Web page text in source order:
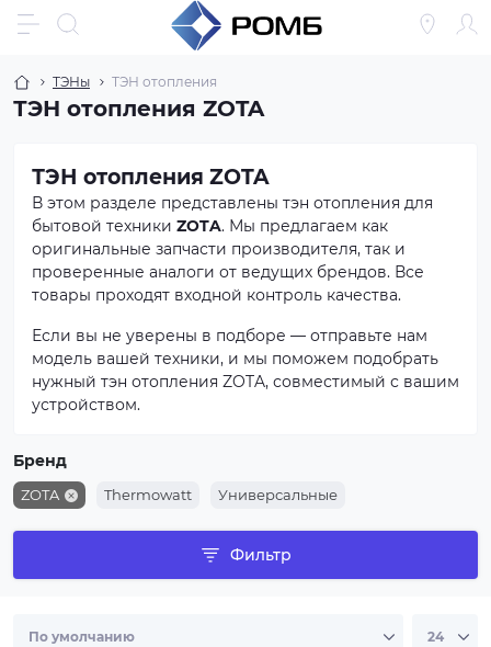
ТЭНы ТЭН отопления
ТЭН отопления ZOTA
ТЭН отопления ZOTA
В этом разделе представлены тэн отопления для
бытовой техники ZOTA. Мы предлагаем как
оригинальные запчасти производителя, так и
проверенные аналоги от ведущих брендов. Все
товары проходят входной контроль качества.
Если вы не уверены в подборе — отправьте нам
модель вашей техники, и мы поможем подобрать
нужный тэн отопления ZOTA, совместимый с вашим
устройством.
Бренд
ZOTA Thermowatt Универсальные
Фильтр